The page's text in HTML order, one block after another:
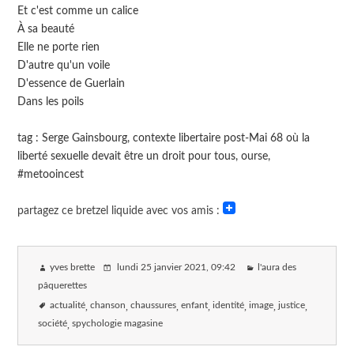
Et c'est comme un calice
À sa beauté
Elle ne porte rien
D'autre qu'un voile
D'essence de Guerlain
Dans les poils
tag : Serge Gainsbourg, contexte libertaire post-Mai 68 où la
liberté sexuelle devait être un droit pour tous, ourse,
#metooincest
partagez ce bretzel liquide avec vos amis :
yves brette lundi 25 janvier 2021, 09:42 l'aura des
pâquerettes
actualité chanson chaussures enfant identité image justice
société spychologie magasine